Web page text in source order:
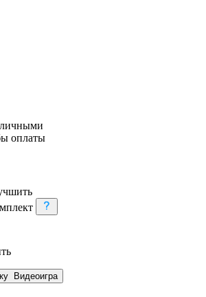
оплаты
Видеоигра